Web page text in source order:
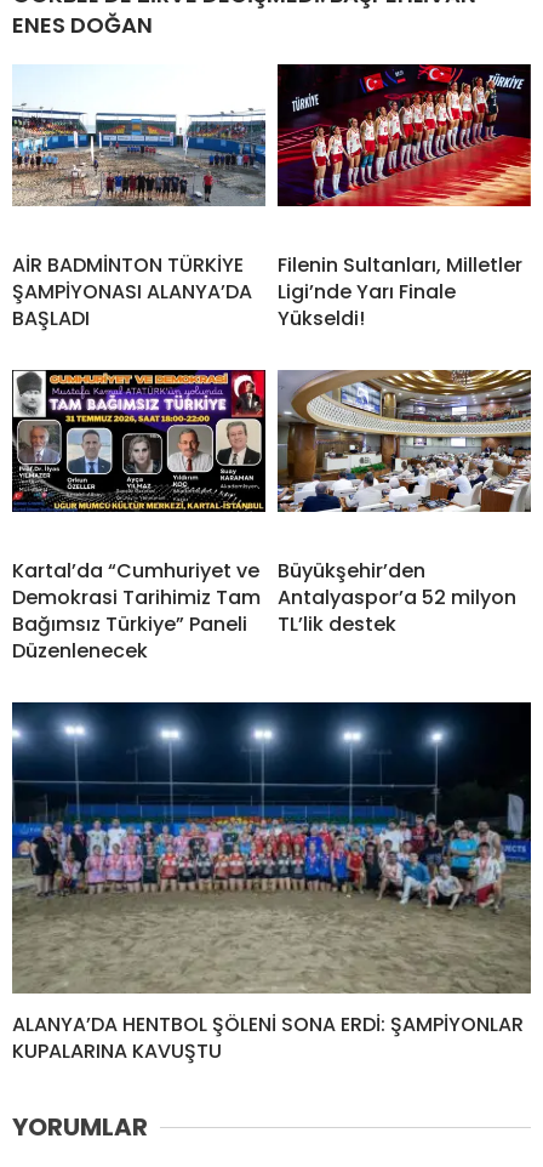
ENES DOĞAN
AİR BADMİNTON TÜRKİYE
ŞAMPİYONASI ALANYA’DA
BAŞLADI
Filenin Sultanları, Milletler
Ligi’nde Yarı Finale
Yükseldi!
Kartal’da “Cumhuriyet ve
Demokrasi Tarihimiz Tam
Bağımsız Türkiye” Paneli
Düzenlenecek
Büyükşehir’den
Antalyaspor’a 52 milyon
TL’lik destek
ALANYA’DA HENTBOL ŞÖLENİ SONA ERDİ: ŞAMPİYONLAR
KUPALARINA KAVUŞTU
YORUMLAR